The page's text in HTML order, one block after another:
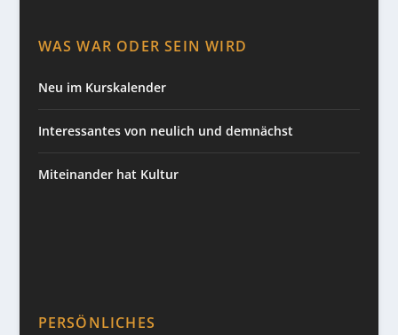
WAS WAR ODER SEIN WIRD
Neu im Kurskalender
Interessantes von neulich und demnächst
Miteinander hat Kultur
PERSÖNLICHES